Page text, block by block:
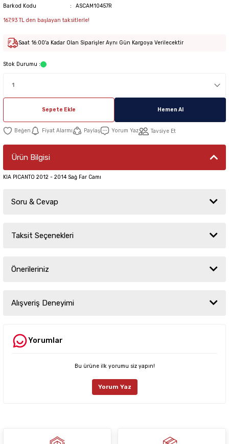
Barkod Kodu
ASCAM10457R
167,93 TL den başlayan taksitlerle!
Saat 16:00'a Kadar Olan Siparişler Aynı Gün Kargoya Verilecektir
Stok Durumu :
Sepete Ekle Hemen Al
Fiyat Alarmı Paylaş Yorum Yaz Tavsiye Et
Ürün Bilgisi
KIA PICANTO 2012 - 2014 Sağ Far Camı
Soru & Cevap
Ürün hakkında henüz soru sorulmamış.
Taksit Seçenekleri
Önerileriniz
yetersiz gördüğünüz noktaları öneri formunu kullanarak tarafımıza
iletebilirsiniz.
Ürün resmi kalitesiz, bozuk veya görüntülenemiyor.
Ürün fiyatı diğer sitelerden daha pahalı.
Alışveriş Deneyimi
Deneyimini Paylaş
Yorumlar
Bu ürüne ilk yorumu siz yapın!
Yorum Yaz